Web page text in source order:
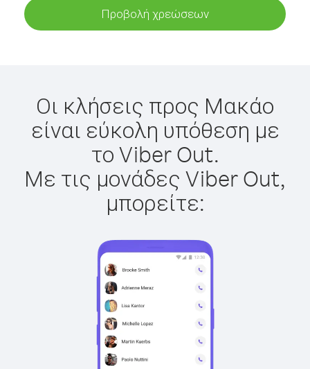
Προβολή χρεώσεων
Οι κλήσεις προς Μακάο
είναι εύκολη υπόθεση με
το Viber Out.
Με τις μονάδες Viber Out,
μπορείτε: